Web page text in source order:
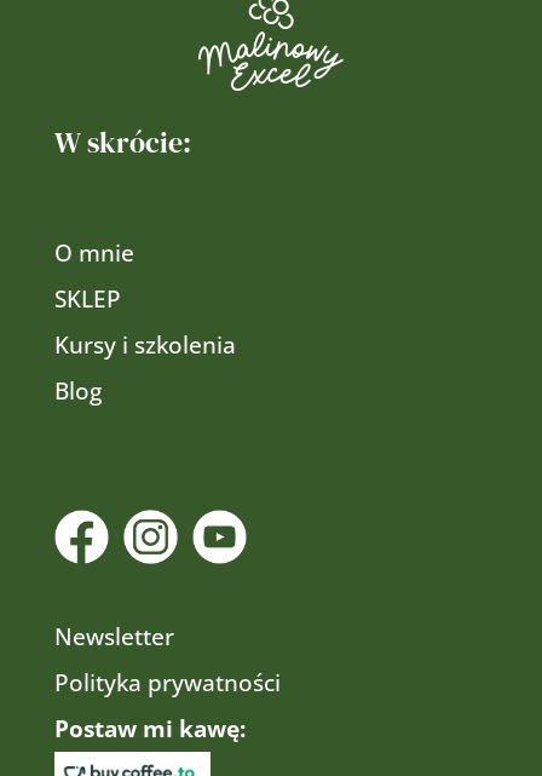
W skrócie:
O mnie
SKLEP
Kursy i szkolenia
Blog
Newsletter
Polityka prywatności
Postaw mi kawę: